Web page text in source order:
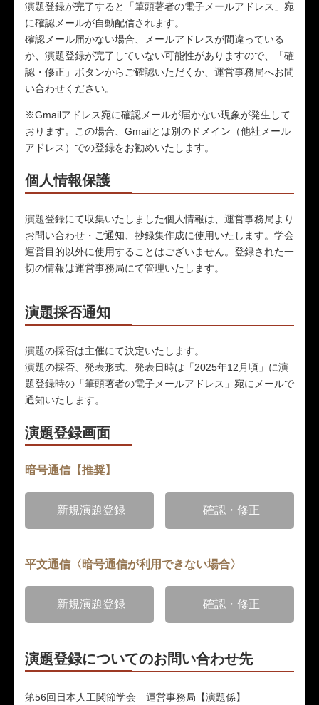
演題登録が完了すると「筆頭著者の電子メールアドレス」宛
に確認メールが自動配信されます。
確認メール届かない場合、メールアドレスが間違っている
か、演題登録が完了していない可能性がありますので、「確
認・修正」ボタンからご確認いただくか、運営事務局へお問
い合わせください。
※Gmailアドレス宛に確認メールが届かない現象が発生して
おります。この場合、Gmailとは別のドメイン（他社メール
アドレス）での登録をお勧めいたします。
個人情報保護
演題登録にて収集いたしました個人情報は、運営事務局より
お問い合わせ・ご通知、抄録集作成に使用いたします。学会
運営目的以外に使用することはございません。登録された一
切の情報は運営事務局にて管理いたします。
演題採否通知
演題の採否は主催にて決定いたします。
演題の採否、発表形式、発表日時は「2025年12月頃」に演
題登録時の「筆頭著者の電子メールアドレス」宛にメールで
通知いたします。
演題登録画面
暗号通信【推奨】
新規演題登録 確認・修正
平文通信〈暗号通信が利用できない場合〉
新規演題登録 確認・修正
演題登録についてのお問い合わせ先
第56回日本人工関節学会 運営事務局【演題係】